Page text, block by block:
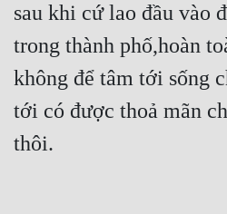
Xuyên Thư
Điền Văn
sau khi cứ lao đầu vào
trong thành phố,hoàn
không để tâm tới sống
tới có được thoả mãn
thôi.